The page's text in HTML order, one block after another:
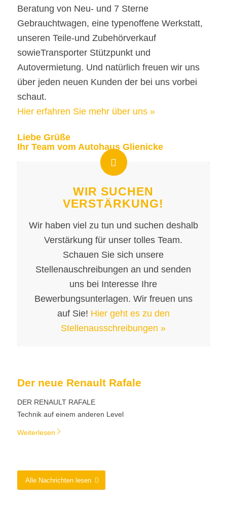
Beratung von Neu- und 7 Sterne
Gebrauchtwagen, eine typenoffene Werkstatt,
unseren Teile-und Zubehörverkauf
sowieTransporter Stützpunkt und
Autovermietung. Und natürlich freuen wir uns
über jeden neuen Kunden der bei uns vorbei
schaut.
Hier erfahren Sie mehr über uns »
Liebe Grüße
Ihr Team vom Autohaus Glienicke
WIR SUCHEN
VERSTÄRKUNG!
Wir haben viel zu tun und suchen deshalb
Verstärkung für unser tolles Team.
Schauen Sie sich unsere
Stellenauschreibungen an und senden
uns bei Interesse Ihre
Bewerbungsunterlagen. Wir freuen uns
auf Sie! Hier geht es zu den
Stellenausschreibungen »
Der neue Renault Rafale
DER RENAULT RAFALE
Technik auf einem anderen Level
Weiterlesen
Alle Nachrichten lesen